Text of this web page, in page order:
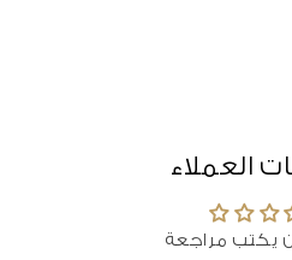
العملاء
يكتب مراجعة